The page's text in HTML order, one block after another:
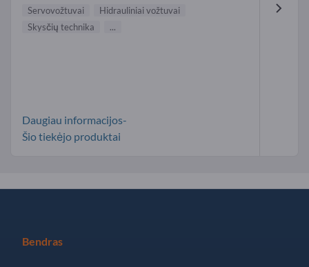
Servovožtuvai
Hidrauliniai vožtuvai
Skysčių technika
...
Daugiau informacijos-
Šio tiekėjo produktai
Bendras